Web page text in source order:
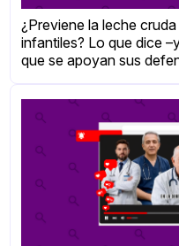
¿Previene la leche
infantiles? Lo que dice
que se apoyan sus